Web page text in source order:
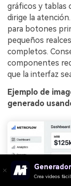
gráficos y tablas
dirige la
para botones
pequeños
completos.
componentes
que la interfaz
Ejemplo de
generado
Crea videos